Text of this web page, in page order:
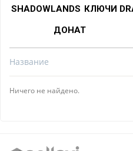
SHADOWLANDS КЛЮЧИ
ДОНАТ
Название
Ничего не найдено.